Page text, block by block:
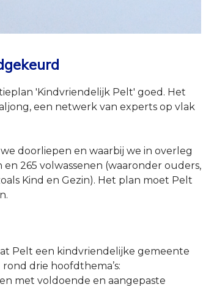
'Kindvriendelijk Pelt' goed. Het
een netwerk van experts op vlak
doorliepen en waarbij we in overleg
265 volwassenen (waaronder ouders,
Kind en Gezin). Het plan moet Pelt
Pelt een kindvriendelijke gemeente
drie hoofdthema’s:
met voldoende en aangepaste